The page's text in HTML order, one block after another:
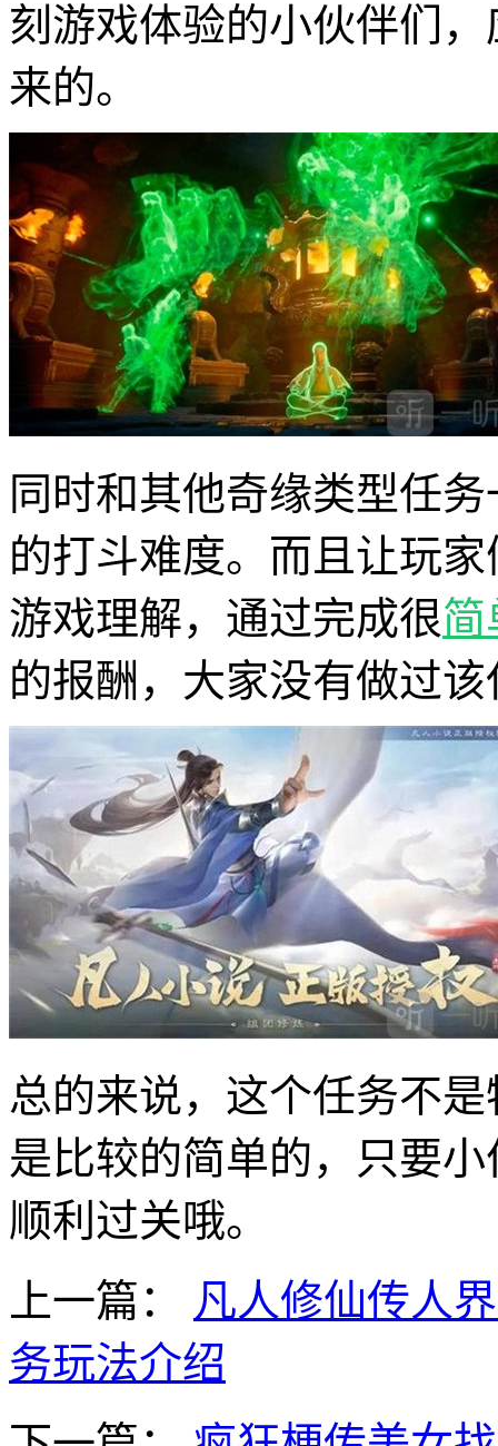
刻游戏体验的小伙伴们
来的。
同时和其他奇缘类型任
的打斗难度。而且让玩
游戏理解，通过完成很简
的报酬，大家没有做过
总的来说，这个任务不
是比较的简单的，只要
顺利过关哦。
上一篇：
凡人修仙传人
务玩法介绍